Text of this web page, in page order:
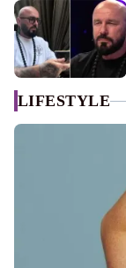
LIFESTYLE